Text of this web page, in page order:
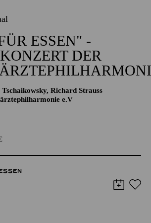
ESSEN" -
DER
Richard Strauss
e.V